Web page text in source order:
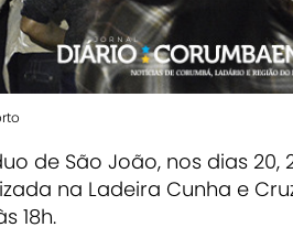
de São João, nos dias 20,
na Ladeira Cunha e
18h.